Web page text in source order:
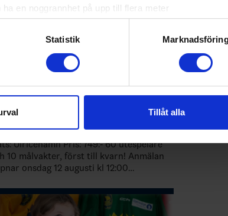
en noggrannhet på upp till flera meter
kännetecken (fingeravtryck)
ställ in dina preferenser i
detaljsektionen. Du kan
identifierare och annan information från din
med. Dessa kan i sin tur kombinera
Statistik
Tillåt alla
29 december
05
Pris: 749:- 60 utespelare
10 målvakter, först till kvarn! Anmälan
onsdag 12 augusti kl 12:00
sportadmin.se/book/?F=1412a7…